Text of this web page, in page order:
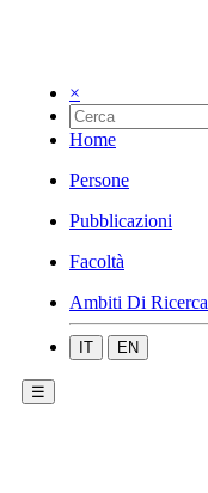
×
Home
Persone
Pubblicazioni
Facoltà
Ambiti Di Ricerca
IT EN
☰